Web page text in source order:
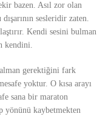
bazen. Asıl zor olan
sesleridir zaten.
Kendi sesini bulman
kendini.
alman gerektiğini fark
yoktur. O kısa arayı
sana bir maraton
yönünü kaybetmekten